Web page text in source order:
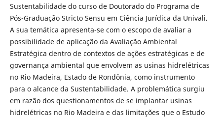
Sustentabilidade do curso de Doutorado do Programa de
Pós-Graduação Stricto Sensu em Ciência Jurídica da Univali.
A sua temática apresenta-se com o escopo de avaliar a
possibilidade de aplicação da Ava­liação Ambiental
Estratégica dentro de contextos de ações estratégicas e de
governança ambiental que envolvem as usinas hidrelétricas
no Rio Madeira, Estado de Rondônia, como instrumento
para o alcance da Sustentabilidade. A problemática surgiu
em razão dos questionamentos de se implantar usinas
hidrelétricas no Rio Madeira e das limitações que o Estudo